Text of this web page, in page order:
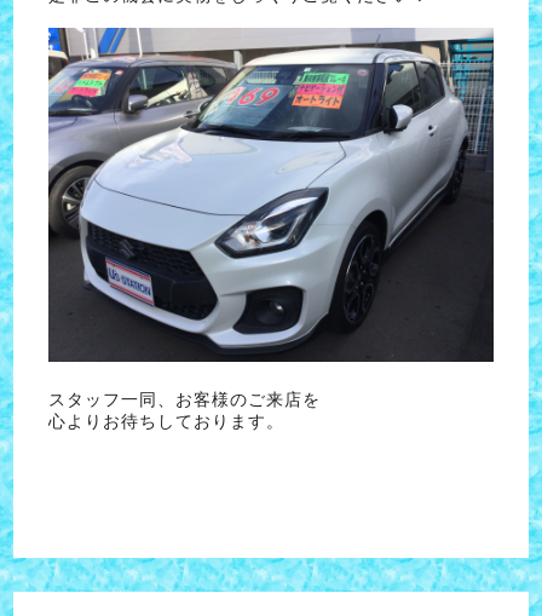
スタッフ一同、お客様のご来店を
心よりお待ちしております。